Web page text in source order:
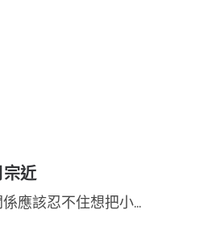
宗近
應該忍不住想把小…